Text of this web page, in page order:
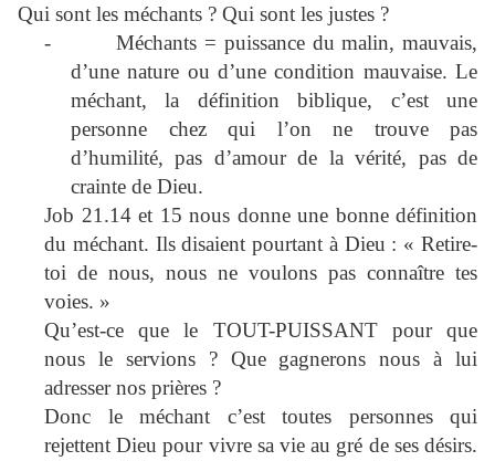
Qui sont les méchants ? Qui sont les justes ?
-
Méchants = puissance du malin, mauvais,
d’une nature ou d’une condition mauvaise. Le
méchant, la définition biblique, c’est une
personne chez qui l’on ne trouve pas
d’humilité, pas d’amour de la vérité, pas de
crainte de Dieu.
Job 21.14 et 15 nous donne une bonne définition
du méchant. Ils disaient pourtant à Dieu : « Retire-
toi de nous, nous ne voulons pas connaître tes
voies. »
Qu’est-ce que le TOUT-PUISSANT pour que
nous le servions ? Que gagnerons nous à lui
adresser nos prières ?
Donc le méchant c’est toutes personnes qui
rejettent Dieu pour vivre sa vie au gré de ses désirs.